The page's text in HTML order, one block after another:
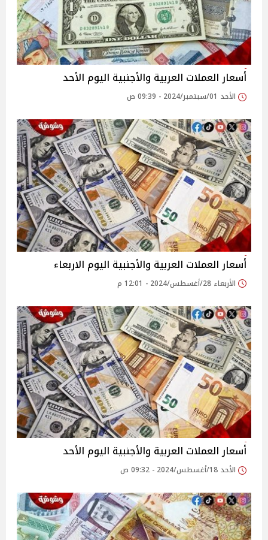
أسعار العملات العربية والأجنبية اليوم الأحد
الأحد 01/سبتمبر/2024 - 09:39 ص
أسعار العملات العربية والأجنبية اليوم الاربعاء
الأربعاء 28/أغسطس/2024 - 12:01 م
أسعار العملات العربية والأجنبية اليوم الأحد
الأحد 18/أغسطس/2024 - 09:32 ص